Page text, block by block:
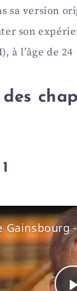
sa version
son
à l’âge de
des